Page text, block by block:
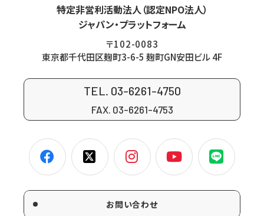
特定非営利活動法人（認定NPO法人）
ジャパン・プラットフォーム
〒102-0083
東京都千代田区麹町3-6-5 麹町GN安田ビル 4F
TEL. 03-6261-4750
FAX. 03-6261-4753
お問い合わせ